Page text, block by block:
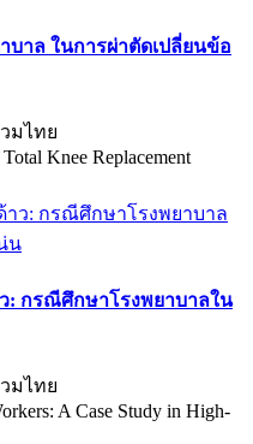
าล ในการผ่าตัดเปลี่ยนข้อ
มไทย
Knee Replacement
: กรณีศึกษาโรงพยาบาลใน
มไทย
A Case Study in High-